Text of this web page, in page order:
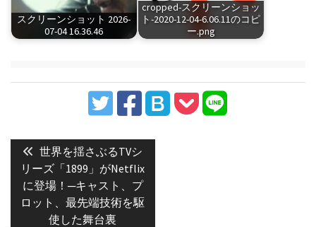
スクリーンショット 2026-
07-04 16.36.46
cropped-スクリーンショッ
ト-2020-12-04-6.06.11のコピ
ー.png
稿
ナ
ビ
ゲ
Previous
post:
世界を揺さぶるTVシ
リーズ「1899」がNetflix
に登場！─キャスト、プ
ロット、最先端技術を駆
使した舞台裏